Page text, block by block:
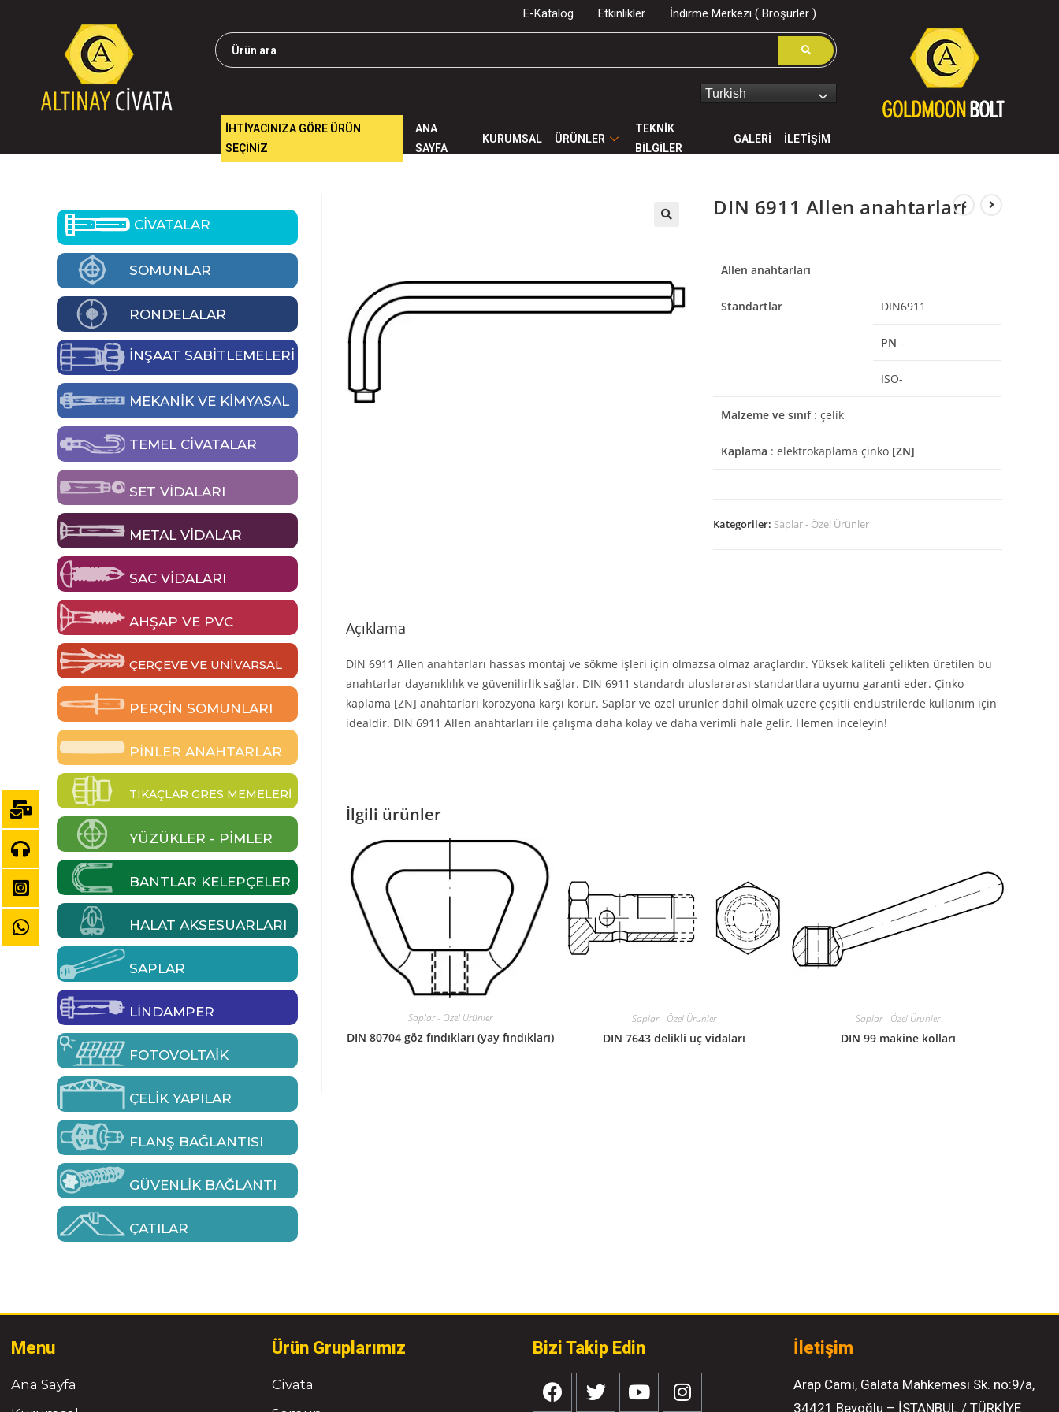
E-Katalog Etkinlikler İndirme Merkezi ( Broşürler )
Turkish
İHTİYACINIZA GÖRE ÜRÜN
SEÇİNİZ
ANA
SAYFA
KURUMSAL ÜRÜNLER
TEKNİK
BİLGİLER
GALERİ İLETİŞİM
DIN 6911 Allen anahtarları
Allen anahtarları
Standartlar DIN6911
PN –
ISO-
Malzeme ve sınıf: çelik
Kaplama : elektrokaplama çinko [ZN]
Kategoriler: Saplar - Özel Ürünler
Açıklama
DIN 6911 Allen anahtarları hassas montaj ve sökme işleri için olmazsa olmaz araçlardır. Yüksek kaliteli çelikten üretilen bu
anahtarlar dayanıklılık ve güvenilirlik sağlar. DIN 6911 standardı uluslararası standartlara uyumu garanti eder. Çinko
kaplama [ZN] anahtarları korozyona karşı korur. Saplar ve özel ürünler dahil olmak üzere çeşitli endüstrilerde kullanım için
idealdir. DIN 6911 Allen anahtarları ile çalışma daha kolay ve daha verimli hale gelir. Hemen inceleyin!
İlgili ürünler
Saplar - Özel Ürünler
DIN 80704 göz fındıkları (yay fındıkları)
Saplar - Özel Ürünler
DIN 7643 delikli uç vidaları
Saplar - Özel Ürünler
DIN 99 makine kolları
CİVATALAR
SOMUNLAR
RONDELALAR
İNŞAAT SABİTLEMELERİ
MEKANIK VE KIMYASAL
TEMEL CIVATALAR
SET VIDALARI
METAL VIDALAR
SAC VIDALARI
AHŞAP VE PVC
ÇERÇEVE VE UNIVARSAL
PERÇIN SOMUNLARI
PINLER ANAHTARLAR
TIKAÇLAR GRES MEMELERI
YÜZÜKLER - PIMLER
BANTLAR KELEPÇELER
HALAT AKSESUARLARI
SAPLAR
LINDAMPER
FOTOVOLTAIK
ÇELIK YAPILAR
FLANŞ BAĞLANTISI
GÜVENLIK BAĞLANTI
ÇATILAR
Menu
Ana Sayfa
Ürün Gruplarımız
Civata
Bizi Takip Edin İletişim
Arap Cami, Galata Mahkemesi Sk. no:9/a,
34421 Beyoğlu – İSTANBUL / TÜRKİYE